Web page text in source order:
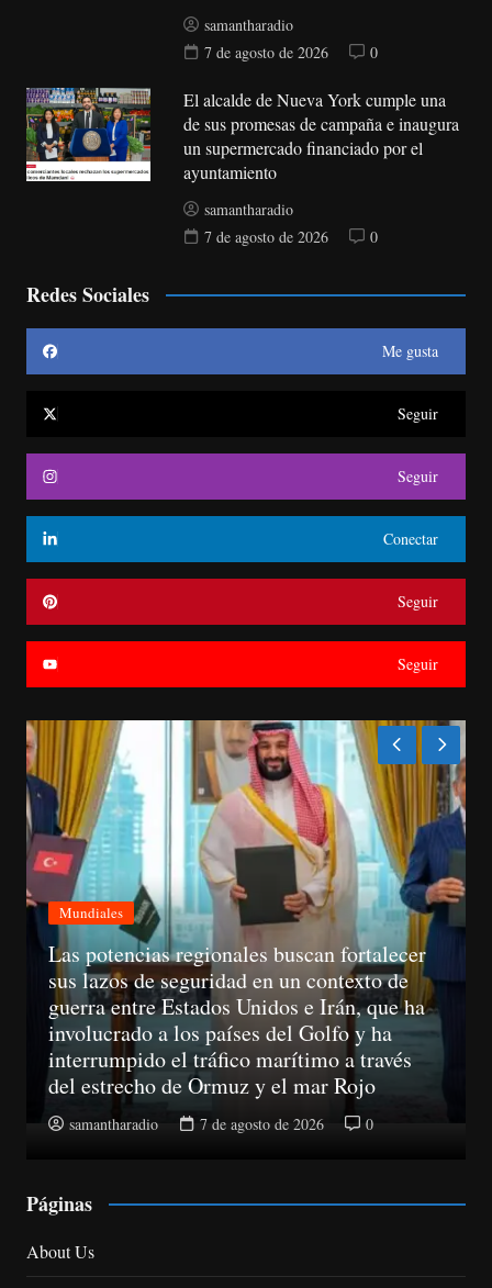
samantharadio
7 de agosto de 2026
0
El alcalde de Nueva York cumple una
de sus promesas de campaña e inaugura
un supermercado financiado por el
ayuntamiento
samantharadio
7 de agosto de 2026
0
Redes Sociales
Me gusta
Seguir
Seguir
Conectar
Seguir
Seguir
Mundiales
Las potencias regionales buscan fortalecer
sus lazos de seguridad en un contexto de
guerra entre Estados Unidos e Irán, que ha
involucrado a los países del Golfo y ha
interrumpido el tráfico marítimo a través
del estrecho de Ormuz y el mar Rojo
samantharadio 7 de agosto de 2026 0
Páginas
About Us